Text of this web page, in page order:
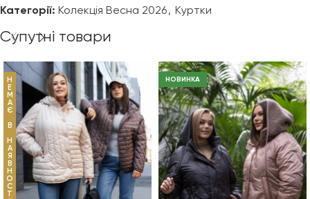
Категорії: Колекція Весна 2026, Куртки
Супутні товари
Н
Е
М
А
Є
В
Н
А
Я
В
Н
О
С
Т
НОВИНКА